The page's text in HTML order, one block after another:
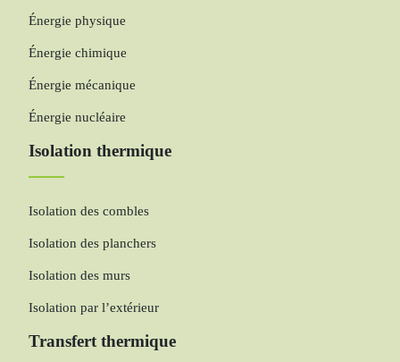
Énergie physique
Énergie chimique
Énergie mécanique
Énergie nucléaire
Isolation thermique
Isolation des combles
Isolation des planchers
Isolation des murs
Isolation par l’extérieur
Transfert thermique